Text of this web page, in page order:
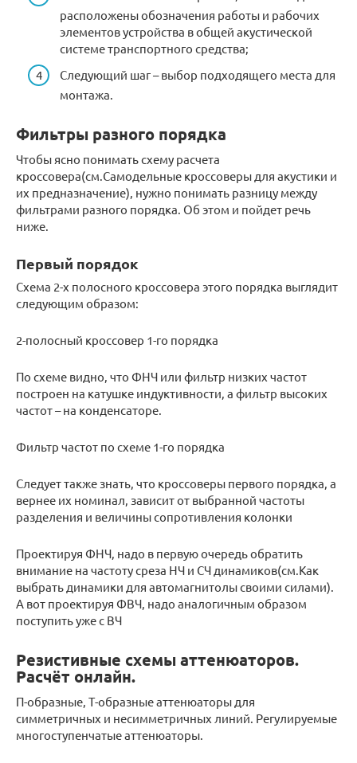
расположены обозначения работы и рабочих
элементов устройства в общей акустической
системе транспортного средства;
Следующий шаг – выбор подходящего места для
монтажа.
Фильтры разного порядка
Чтобы ясно понимать схему расчета
кроссовера(см.Самодельные кроссоверы для акустики и
их предназначение), нужно понимать разницу между
фильтрами разного порядка. Об этом и пойдет речь
ниже.
Первый порядок
Схема 2-х полосного кроссовера этого порядка выглядит
следующим образом:
2-полосный кроссовер 1-го порядка
По схеме видно, что ФНЧ или фильтр низких частот
построен на катушке индуктивности, а фильтр высоких
частот – на конденсаторе.
Фильтр частот по схеме 1-го порядка
Следует также знать, что кроссоверы первого порядка, а
вернее их номинал, зависит от выбранной частоты
разделения и величины сопротивления колонки
Проектируя ФНЧ, надо в первую очередь обратить
внимание на частоту среза НЧ и СЧ динамиков(см.Как
выбрать динамики для автомагнитолы своими силами).
А вот проектируя ФВЧ, надо аналогичным образом
поступить уже с ВЧ
Резистивные схемы аттенюаторов.
Расчёт онлайн.
П-образные, Т-образные аттенюаторы для
симметричных и несимметричных линий. Регулируемые
многоступенчатые аттенюаторы.